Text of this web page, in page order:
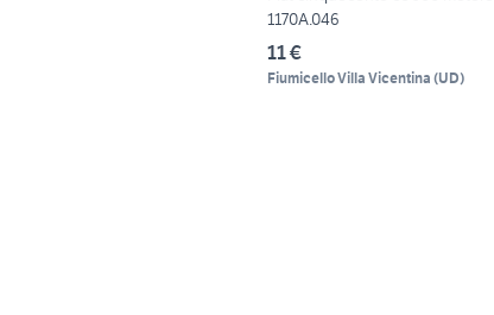
1170A.046
11 €
Fiumicello Villa Vicentina (UD)